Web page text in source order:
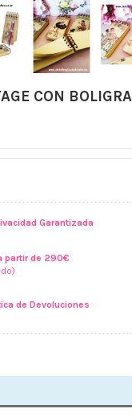
CON
Garantizada
partir de 290€
de Devoluciones